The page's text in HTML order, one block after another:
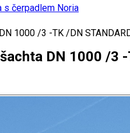
s čerpadlem Noria
1000 /3 -TK /DN
DN 1000 /3